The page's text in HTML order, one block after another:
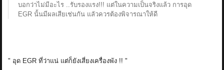
บอกว่าไม่มีอะไร ..รับรองแรง!!! แต่ในความเป็นจริงแล้ว การอุด
EGR นั้นมีผลเสียเช่นกัน แลัวควรต้องพิจารณาให้ดี
" อุด EGR ที่ว่าแน่ แต่ก็ยังเสี่ยงเครื่องพัง !! "